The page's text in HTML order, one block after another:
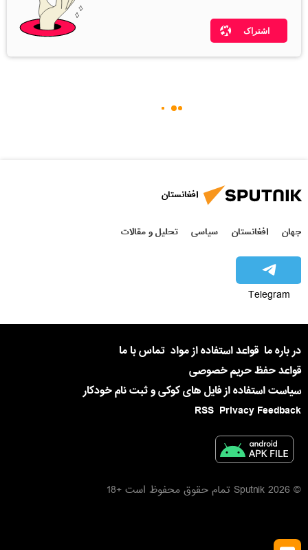
اشتراک
افغانستان
جهان افغانستان سیاسی تحلیل و مقالات
Telegram
در باره ما قواعد استفاده از مواد تماس با ما
قواعد حفظ حریم خصوصی
سیاست استفاده از فایل های کوکی و ثبت نام خودکار
Privacy Feedback
RSS
© 2026 Sputnik تمام حقوق محفوظ است +18